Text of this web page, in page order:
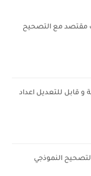
مقتصد مع التصحيح
و قابل للتعديل اعداد
النموذجي